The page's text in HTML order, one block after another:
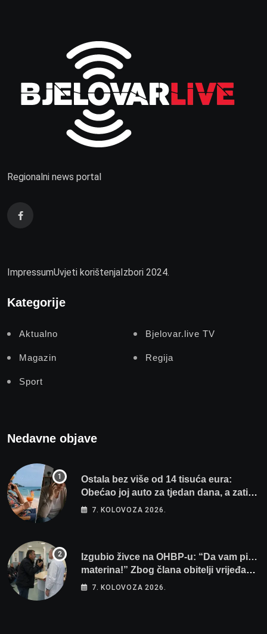
Regionalni news portal
ImpressumUvjeti korištenja Izbori 2024.
Kategorije
Aktualno Bjelovar.live TV
Magazin Regija
Sport
Nedavne objave
Ostala bez više od 14 tisuća eura:
Obećao joj auto za tjedan dana, a zatim
izmišljao opravdanja
7. KOLOVOZA 2026.
Izgubio živce na OHBP-u: “Da vam pi…
materina!” Zbog člana obitelji vrijeđao i
vikao na djelatnike
7. KOLOVOZA 2026.